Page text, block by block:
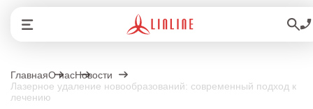
ГлавнаяО насНовости
Лазерное удаление новообразований: современный подход к
лечению